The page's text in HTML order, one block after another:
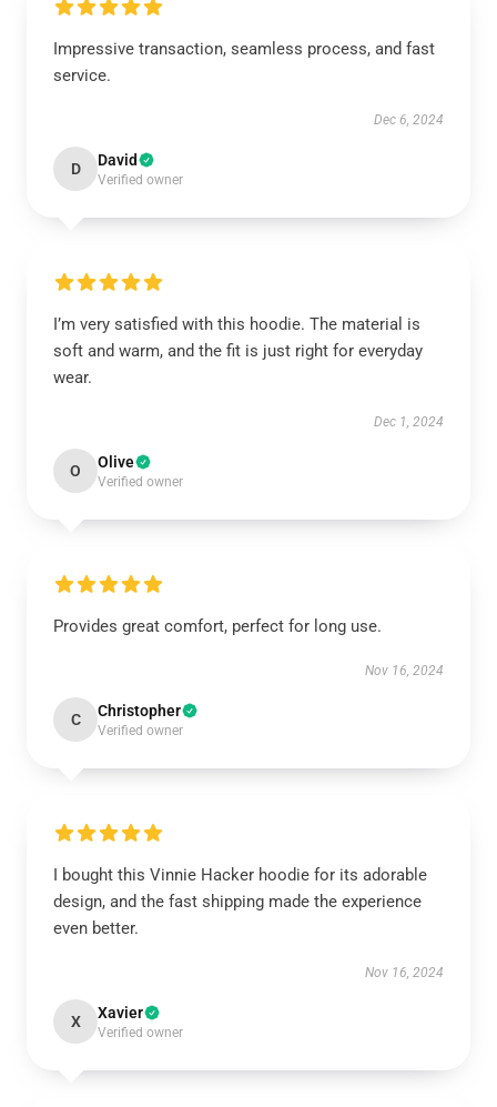
Impressive transaction, seamless process, and fast
service.
Dec 6, 2024
D David
Verified owner
I’m very satisfied with this hoodie. The material is
soft and warm, and the fit is just right for everyday
wear.
Dec 1, 2024
O Olive
Verified owner
Provides great comfort, perfect for long use.
Nov 16, 2024
C Christopher
Verified owner
I bought this Vinnie Hacker hoodie for its adorable
design, and the fast shipping made the experience
even better.
Nov 16, 2024
X Xavier
Verified owner